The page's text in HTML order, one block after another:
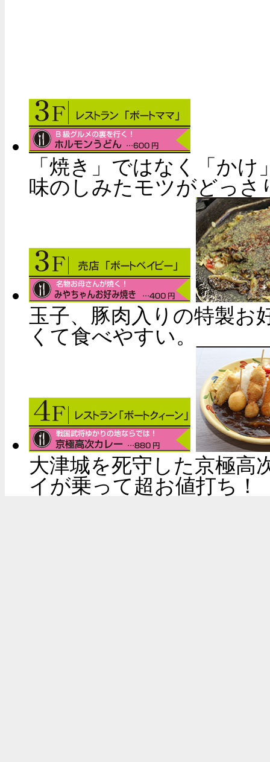
「焼き」ではなく「か
味のしみたモツがどっさ
玉子、豚肉入りの特製お
くて食べやすい。
大津城を死守した京極高
イが乗って超お値打ち